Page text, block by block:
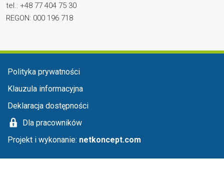
tel.: +48 77 404 75 30
REGON: 000 196 718
Menu stopka
Polityka prywatności
Klauzula informacyjna
Deklaracja dostępności
Dla pracowników
Projekt i wykonanie: netkoncept.com